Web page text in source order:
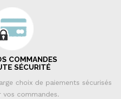
COMMANDES
SÉCURITÉ
choix de paiements sécurisés
vos commandes.